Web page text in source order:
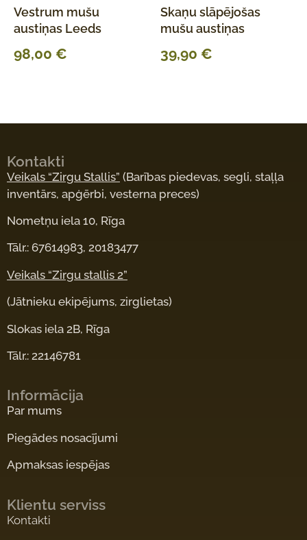
Vestrum mušu
austiņas Leeds
98,00 €
Skaņu slāpējošas
mušu austiņas
39,90 €
Kontakti
Veikals “Zirgu Stallis” (Barības piedevas, segli, staļļa
inventārs, apģērbi, vesterna preces)
Nometņu iela 10, Rīga
Tālr.: 67614983, 20183477
Veikals “Zirgu stallis 2”
(Jātnieku ekipējums, zirglietas)
Slokas iela 2B, Rīga
Tālr.: 22146781
Informācija
Par mums
Piegādes nosacījumi
Apmaksas iespējas
Klientu serviss
Kontakti